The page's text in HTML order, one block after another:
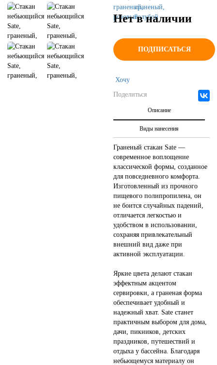
Нет в наличии
ПОДПИСАТЬСЯ
Хочу
Поделиться
Описание
Виды нанесения
Граненый стакан Sate —
современное воплощение
классической формы, созданное
для повседневного комфорта.
Изготовленный из прочного
пищевого полипропилена, он
не боится случайных падений,
отличается легкостью и
удобством в использовании,
сохраняя привлекательный
внешний вид даже при
активной эксплуатации.
Яркие цвета делают стакан
эффектным акцентом
сервировки, а граненая форма
обеспечивает удобный и
надежный хват. Sate станет
практичным выбором для дома,
дачи, пикников, детских
праздников, путешествий и
отдыха у бассейна. Благодаря
небьющемуся материалу он